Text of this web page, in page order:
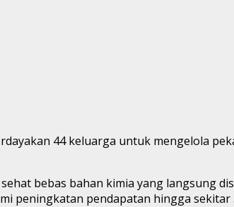
44 keluarga untuk mengelola
bebas bahan kimia yang langsung
peningkatan pendapatan hingga sekitar